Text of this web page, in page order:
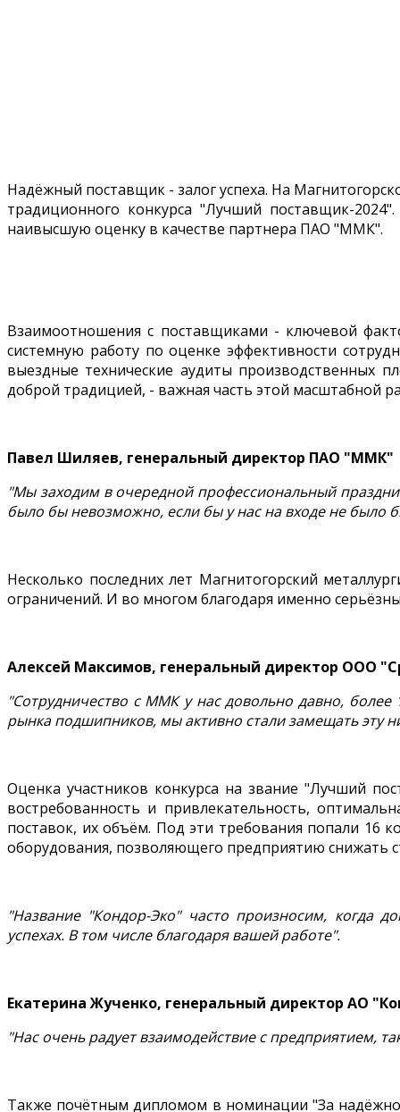
Надёжный поставщик - залог успеха. На
традиционного конкурса "Лучший поставщик-
наивысшую оценку в качестве партнера ПАО "ММК".
Взаимоотношения с поставщиками - ключевой
системную работу по оценке эффективности
выездные технические аудиты производственных
доброй традицией, - важная часть этой масштабной
Павел Шиляев, генеральный директор ПАО "ММК"
"Мы заходим в очередной профессиональный
было бы невозможно, если бы у нас на входе не было
Несколько последних лет Магнитогорский
ограничений. И во многом благодаря именно
Алексей Максимов, генеральный директор ООО
"Сотрудничество с ММК у нас довольно давно,
рынка подшипников, мы активно стали замещать эту
Оценка участников конкурса на звание "Лучший
востребованность и привлекательность,
поставок, их объём. Под эти требования попали 16
оборудования, позволяющего предприятию снижать
"Название "Кондор-Эко" часто произносим, когда
успехах. В том числе благодаря вашей работе".
Екатерина Жученко, генеральный директор АО
"Нас очень радует взаимодействие с предприятием,
Также почётным дипломом в номинации "За